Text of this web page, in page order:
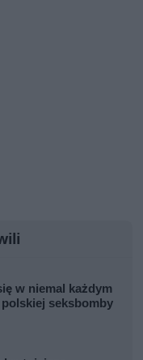
w niemal każdym
seksbomby